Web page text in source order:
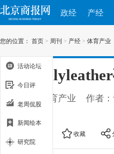
政经 产经
您的位置： 首页 > 周刊 > 产经 > 体育产业
耐克
出处：体育产业 作者
收藏
活动论坛
今日评
老周侃股
新闻绘本
研究院